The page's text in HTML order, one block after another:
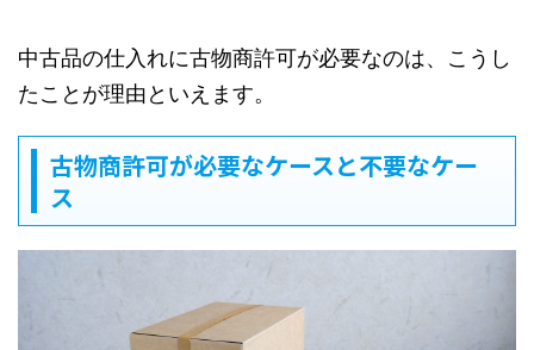
中古品の仕入れに古物商許可が必要なのは、こうし
たことが理由といえます。
古物商許可が必要なケースと不要なケー
ス